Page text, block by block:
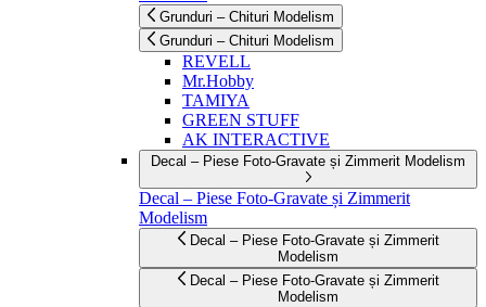
Grunduri – Chituri Modelism
Grunduri – Chituri Modelism
REVELL
Mr.Hobby
TAMIYA
GREEN STUFF
AK INTERACTIVE
Decal – Piese Foto-Gravate și Zimmerit Modelism
Decal – Piese Foto-Gravate și Zimmerit
Modelism
Decal – Piese Foto-Gravate și Zimmerit
Modelism
Decal – Piese Foto-Gravate și Zimmerit
Modelism